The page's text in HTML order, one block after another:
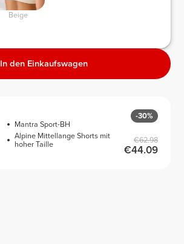
Beige
In den Einkaufswagen
Mantra Sport-BH
Alpine Mittellange Shorts mit
hoher Taille
-30%
€62.98
€44.09